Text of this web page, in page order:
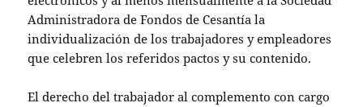
Administradora de Fondos de Cesantía la
individualización de los trabajadores y empleadores
que celebren los referidos pactos y su contenido.
El derecho del trabajador al complemento con cargo